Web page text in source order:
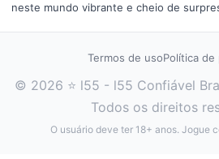
neste mundo vibrante e cheio de
Termos de usoPolítica de
© 2026 ⭐ l55 - l55 Confiável
Todos os direitos
O usuário deve ter 18+ anos. Jogue